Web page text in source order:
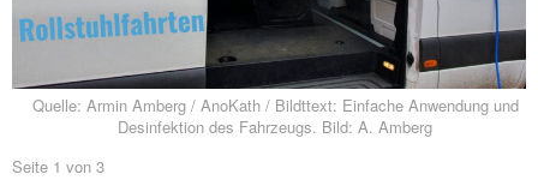
Quelle: Armin Amberg / AnoKath / Bildttext: Einfache Anwendung und
Desinfektion des Fahrzeugs. Bild: A. Amberg
Seite 1 von 3